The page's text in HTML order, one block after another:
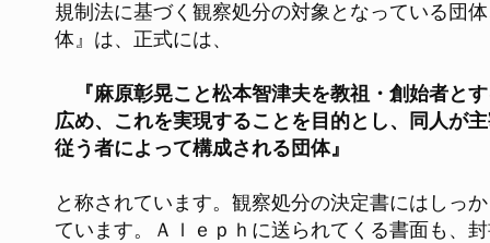
規制法に基づく観察処分の対象となっている団
体』は、正式には、
『麻原彰晃こと松本智津夫を教祖・創始者と
広め、これを実現することを目的とし、同人が
従う者によって構成される団体』
と称されています。観察処分の決定書にはしっ
ています。Ａｌｅｐｈに送られてくる書面も、